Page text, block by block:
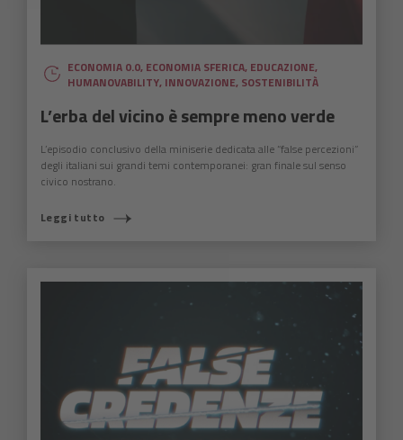
ECONOMIA 0.0, ECONOMIA SFERICA, EDUCAZIONE,
HUMANOVABILITY, INNOVAZIONE, SOSTENIBILITÀ
L’erba del vicino è sempre meno verde
L’episodio conclusivo della miniserie dedicata alle “false percezioni”
degli italiani sui grandi temi contemporanei: gran finale sul senso
civico nostrano.
Leggi tutto